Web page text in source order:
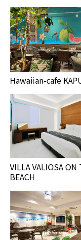
Hawaiian-cafe
VILLA VALIOSA ON
BEACH